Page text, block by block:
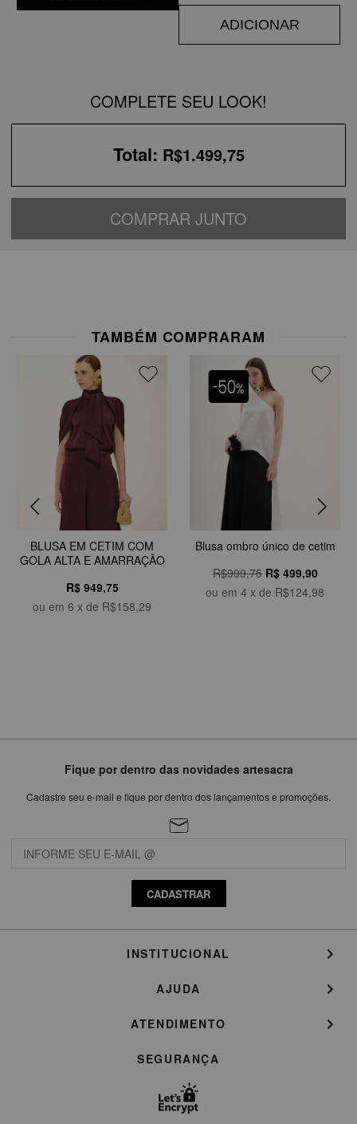
ADICIONAR
COMPLETE SEU LOOK!
Total: R$1.499,75
COMPRAR JUNTO
TAMBÉM COMPRARAM
BLUSA EM CETIM COM
GOLA ALTA E AMARRAÇÃO
R$ 949,75
ou em 6 x de R$158,29
Blusa ombro único de cetim
R$999,75 R$ 499,90
ou em 4 x de R$124,98
Fique por dentro das novidades artesacra
Cadastre seu e-mail e fique por dentro dos lançamentos e promoções.
CADASTRAR
INSTITUCIONAL
AJUDA
ATENDIMENTO
SEGURANÇA